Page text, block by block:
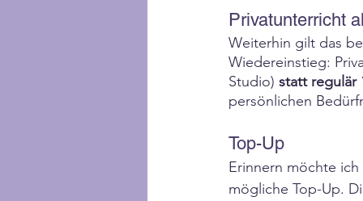
Privatunterricht
Weiterhin gilt das
Wiedereinstieg:
Studio) statt regulär
persönlichen
Top-Up
Erinnern möchte
mögliche Top-Up.